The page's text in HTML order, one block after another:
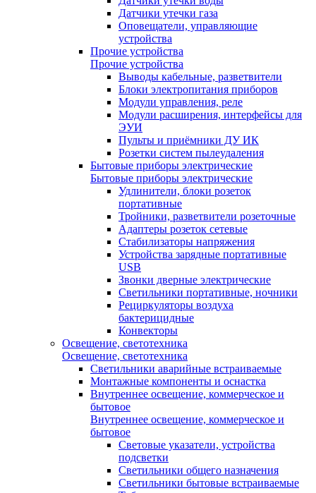
Датчики утечки газа
Оповещатели, управляющие
устройства
Прочие устройства
Прочие устройства
Выводы кабельные, разветвители
Блоки электропитания приборов
Модули управления, реле
Модули расширения, интерфейсы для
ЭУИ
Пульты и приёмники ДУ ИК
Розетки систем пылеудаления
Бытовые приборы электрические
Бытовые приборы электрические
Удлинители, блоки розеток
портативные
Тройники, разветвители розеточные
Адаптеры розеток сетевые
Стабилизаторы напряжения
Устройства зарядные портативные
USB
Звонки дверные электрические
Светильники портативные, ночники
Рециркуляторы воздуха
бактерицидные
Конвекторы
Освещение, светотехника
Освещение, светотехника
Светильники аварийные встраиваемые
Монтажные компоненты и оснастка
Внутреннее освещение, коммерческое и
бытовое
Внутреннее освещение, коммерческое и
бытовое
Световые указатели, устройства
подсветки
Светильники общего назначения
Светильники бытовые встраиваемые